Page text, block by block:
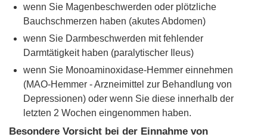
wenn Sie Magenbeschwerden oder plötzliche
Bauchschmerzen haben (akutes Abdomen)
wenn Sie Darmbeschwerden mit fehlender
Darmtätigkeit haben (paralytischer Ileus)
wenn Sie Monoaminoxidase-Hemmer einnehmen
(MAO-Hemmer - Arzneimittel zur Behandlung von
Depressionen) oder wenn Sie diese innerhalb der
letzten 2 Wochen eingenommen haben.
Besondere Vorsicht bei der Einnahme von